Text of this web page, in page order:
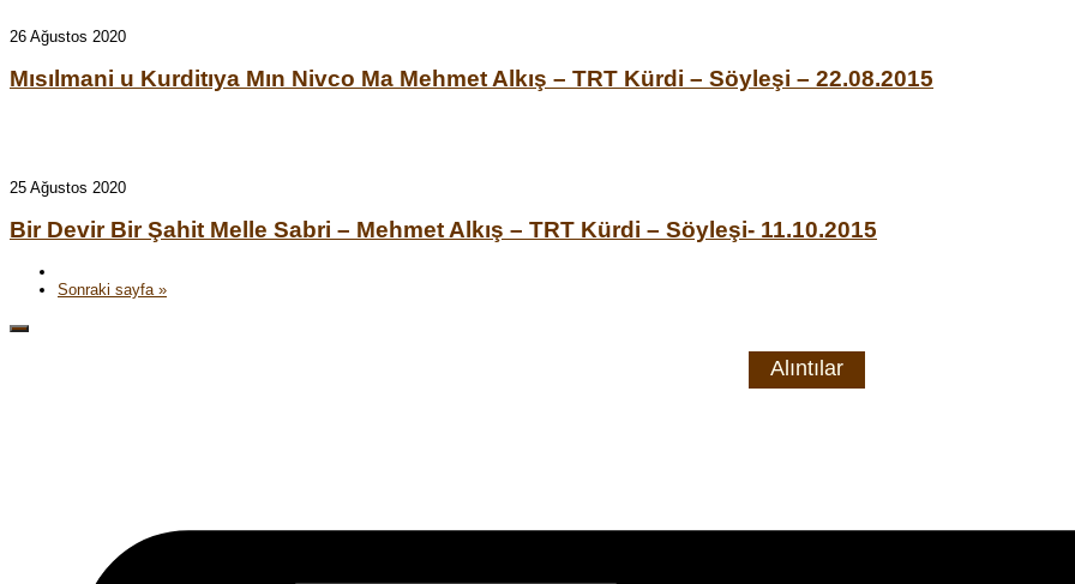
26 Ağustos 2020
Mısılmani u Kurditıya Mın Nivco Ma Mehmet Alkış – TRT Kürdi – Söyleşi – 22.08.2015
25 Ağustos 2020
Bir Devir Bir Şahit Melle Sabri – Mehmet Alkış – TRT Kürdi – Söyleşi- 11.10.2015
Sonraki sayfa »
Alıntılar